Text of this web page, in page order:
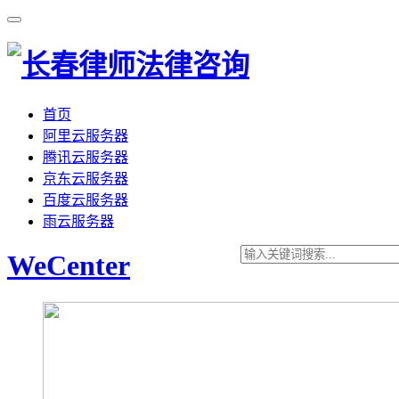
首页
阿里云服务器
腾讯云服务器
京东云服务器
百度云服务器
雨云服务器
WeCenter